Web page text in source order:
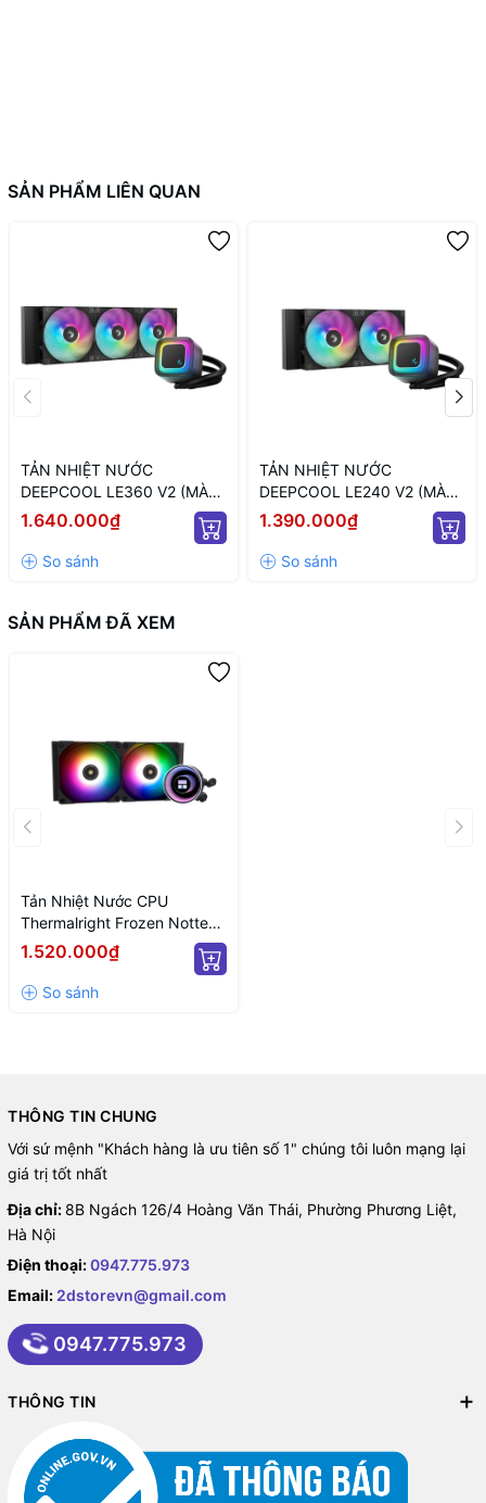
SẢN PHẨM LIÊN QUAN
TẢN NHIỆT NƯỚC
DEEPCOOL LE360 V2 (MÀU
ĐEN/ QUẠT 120MM LED
1.640.000₫
TẢN NHIỆT NƯỚC
DEEPCOOL LE240 V2 (MÀU
ĐEN/ QUẠT 120MM LED
1.390.000₫
SẢN PHẨM ĐÃ XEM
Tản Nhiệt Nước CPU
Thermalright Frozen Notte
240 BLACK ARGB (Màu Đen)
1.520.000₫
THÔNG TIN CHUNG
Với sứ mệnh "Khách hàng là ưu tiên số 1" chúng tôi luôn mạng lại
giá trị tốt nhất
Địa chỉ: 8B Ngách 126/4 Hoàng Văn Thái, Phường Phương Liệt,
Hà Nội
Điện thoại:0947.775.973
Email: 2dstorevn@gmail.com
0947.775.973
THÔNG TIN